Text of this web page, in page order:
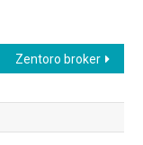
Zentoro broker